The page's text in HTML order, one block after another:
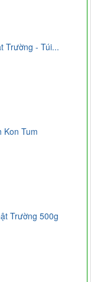
Trường - Túi...
Kon Tum
Trường 500g